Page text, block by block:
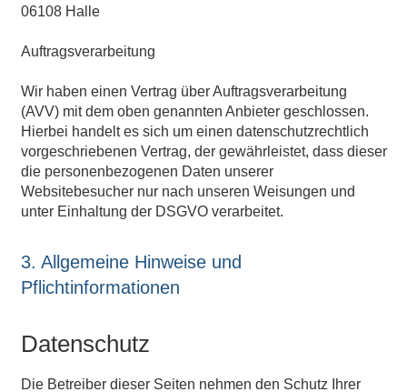
06108 Halle
Auftragsverarbeitung
Wir haben einen Vertrag über Auftragsverarbeitung
(AVV) mit dem oben genannten Anbieter geschlossen.
Hierbei handelt es sich um einen datenschutzrechtlich
vorgeschriebenen Vertrag, der gewährleistet, dass dieser
die personenbezogenen Daten unserer
Websitebesucher nur nach unseren Weisungen und
unter Einhaltung der DSGVO verarbeitet.
3. Allgemeine Hinweise und
Pflichtinformationen
Datenschutz
Die Betreiber dieser Seiten nehmen den Schutz Ihrer